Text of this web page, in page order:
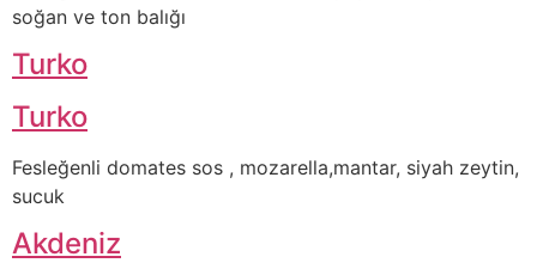
soğan ve ton balığı
Turko
Turko
Fesleğenli domates sos , mozarella,mantar, siyah zeytin,
sucuk
Akdeniz